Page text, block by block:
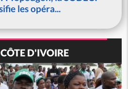
les opéra...
CÔTE D'IVOIRE